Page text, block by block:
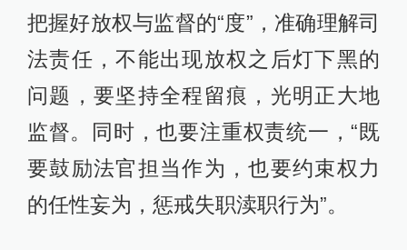
把握好放权与监督的“度”，准确理解司
法责任，不能出现放权之后灯下黑的
问题，要坚持全程留痕，光明正大地
监督。同时，也要注重权责统一，“既
要鼓励法官担当作为，也要约束权力
的任性妄为，惩戒失职渎职行为”。